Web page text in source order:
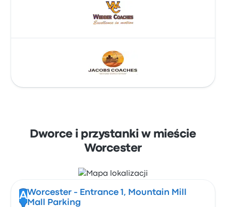
Dworce i przystanki w mieście
Worcester
AWorcester - Entrance 1, Mountain Mill
Mall Parking